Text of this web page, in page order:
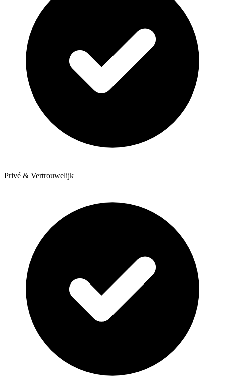
Privé & Vertrouwelijk